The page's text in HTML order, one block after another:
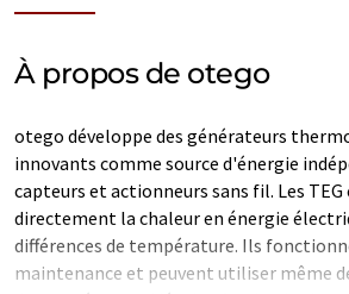
À propos de otego
otego développe des générateurs
innovants comme source d'énergie
capteurs et actionneurs sans fil. Les
directement la chaleur en énergie
différences de température. Ils
maintenance et peuvent utiliser même